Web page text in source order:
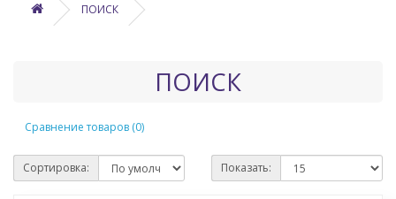
ПОИСК
ПОИСК
Сравнение товаров (0)
Сортировка: Показать: